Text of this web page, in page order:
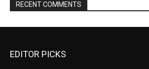
RECENT COMMENTS
EDITOR PICKS